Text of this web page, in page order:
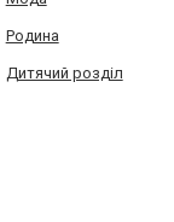
Родина
Дитячий розділ